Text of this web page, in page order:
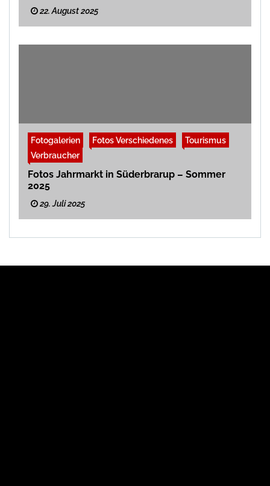
22. August 2025
Fotogalerien Fotos Verschiedenes
Tourismus
Verbraucher
Fotos Jahrmarkt in Süderbrarup – Sommer
2025
29. Juli 2025